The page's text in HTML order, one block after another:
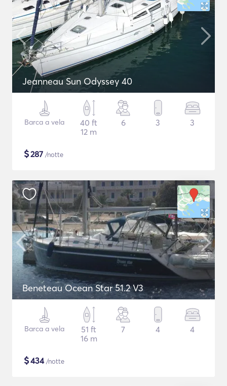
Jeanneau Sun Odyssey 40
Barca a vela
40 ft
12 m
6 3 3
$287 /notte
Beneteau Ocean Star 51.2 V3
Barca a vela
51 ft
16 m
7 4 4
$434/notte